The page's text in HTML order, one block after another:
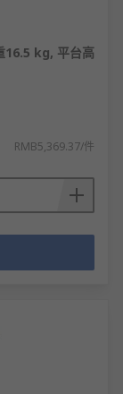
16.5 kg, 平台高
RMB5,369.37/件